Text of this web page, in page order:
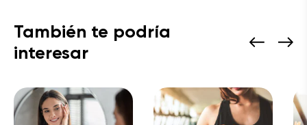
También te podría
interesar